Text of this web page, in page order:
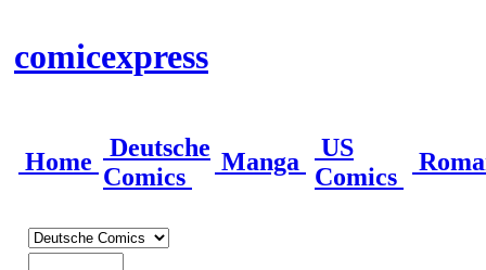
comicexpress
Home
Deutsche
Comics
Manga
US
Comics